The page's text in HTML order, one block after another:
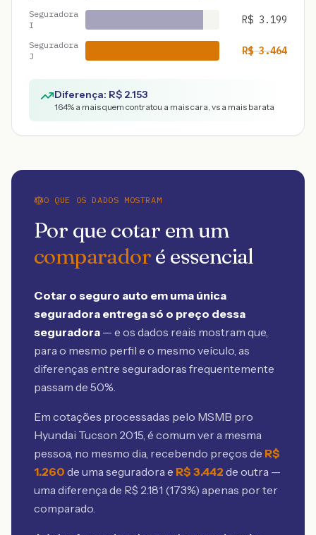
Seguradora
I
R$ 3.199
Seguradora
J
R$3.464
Diferença: R$ 2.153
164% a mais quem contratou a mais cara, vs a mais barata
O QUE OS DADOS MOSTRAM
Por que cotar em um
comparadoré essencial
Cotar o seguro auto em uma única
seguradora entrega só o preço dessa
seguradora — e os dados reais mostram que,
para o mesmo perfil e o mesmo veículo, as
diferenças entre seguradoras frequentemente
passam de 50%.
Em cotações processadas pelo MSMB pro
Hyundai Tucson 2015, é comum ver a mesma
pessoa, no mesmo dia, recebendo preços de R$
1.260 de uma seguradora e R$ 3.442 de outra —
uma diferença de R$ 2.181 (173%) apenas por ter
comparado.